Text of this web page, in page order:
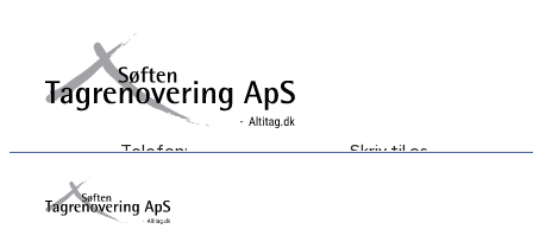
Telefon:
Skriv til os